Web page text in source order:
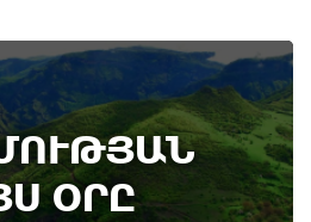
ՕՐԸ
August
удовлетворил иск ААЦ
Ованаванк